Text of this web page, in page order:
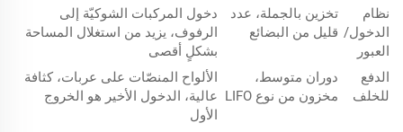
نظام
الدخول/
العبور
تخزين بالجملة، عدد
قليل من البضائع
دخول المركبات الشوكيّة إلى
الرفوف، يزيد من استغلال المساحة
بشكلٍ أقصى
الدفع
للخلف
دوران متوسط،
مخزون من نوع LIFO
الألواح المنصّات على عربات، كثافة
عالية، الدخول الأخير هو الخروج
الأول